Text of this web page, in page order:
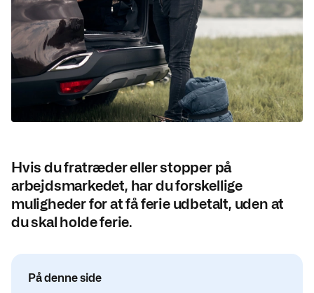
Hvis du fratræder eller stopper på
arbejdsmarkedet, har du forskellige
muligheder for at få ferie udbetalt, uden at
du skal holde ferie.
På denne side